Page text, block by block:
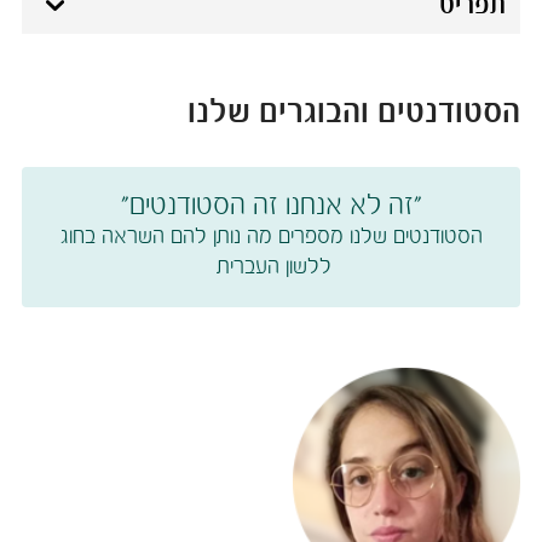
הסטודנטים והבוגרים שלנו
"זה לא אנחנו זה הסטודנטים"​​
הסטודנטים שלנו מספרים מה נותן להם השראה בחוג
ללשון העברית